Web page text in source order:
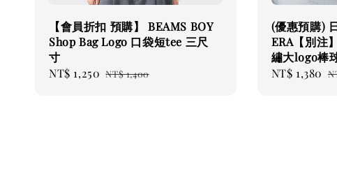
【會員折扣 預購】 BEAMS BOY
Shop Bag Logo 口袋短tee 三尺
寸
Sale
NT$ 1,250 Regular
NT$ 1,400
(優惠預購)
ERA【別注
繡大logo棒
Sale
NT$ 1,380